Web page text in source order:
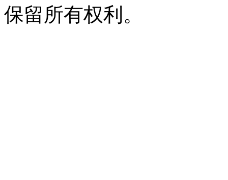
保留所有权利。